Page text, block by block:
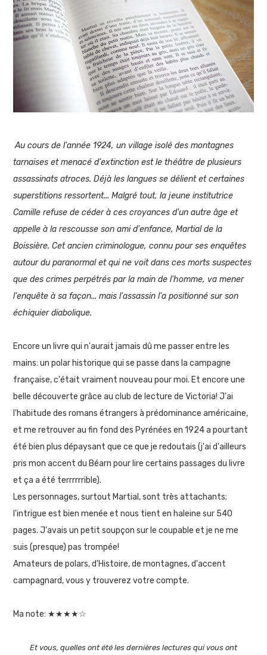
Au cours de l'année 1924, un village isolé des montagnes
tarnaises et menacé d'extinction est le théâtre de plusieurs
assassinats atroces. Déjà les langues se délient et certaines
superstitions ressortent... Malgré tout, la jeune institutrice
Camille refuse de céder à ces croyances d'un autre âge et
appelle à la rescousse son ami d'enfance, Martial de la
Boissière. Cet ancien criminologue, connu pour ses enquêtes
autour du paranormal et qui ne voit dans ces morts suspectes
que des crimes perpétrés par la main de l'homme, va mener
l'enquête à sa façon... mais l'assassin l'a positionné sur son
échiquier diabolique.
Encore un livre qui n'aurait jamais dû me passer entre les
mains: un polar historique qui se passe dans la campagne
française, c'était vraiment nouveau pour moi. Et encore une
belle découverte grâce au club de lecture de Victoria! J'ai
l'habitude des romans étrangers à prédominance américaine,
et me retrouver au fin fond des Pyrénées en 1924 a pourtant
été bien plus dépaysant que ce que je redoutais (j'ai d'ailleurs
pris mon accent du Béarn pour lire certains passages du livre
et ça a été terrrrrrible).
Les personnages, surtout Martial, sont très attachants;
l'intrigue est bien menée et nous tient en haleine sur 540
pages.J'avais un petit soupçon sur le coupable et je ne me
suis (presque) pas trompée!
Amateurs de polars, d'Histoire, de montagnes, d'accent
campagnard, vous y trouverez votre compte.
Ma note: ★★★★☆
Et vous, quelles ont été les dernières lectures qui vous ont